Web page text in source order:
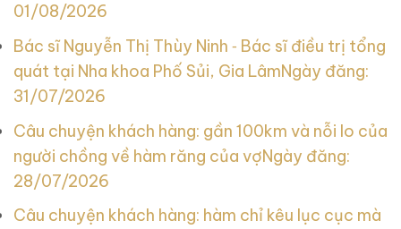
01/08/2026
Bác sĩ Nguyễn Thị Thùy Ninh ‑ Bác sĩ điều trị tổng
quát tại Nha khoa Phố Sủi, Gia LâmNgày đăng:
31/07/2026
Câu chuyện khách hàng: gần 100km và nỗi lo của
người chồng về hàm răng của vợNgày đăng:
28/07/2026
Câu chuyện khách hàng: hàm chỉ kêu lục cục mà